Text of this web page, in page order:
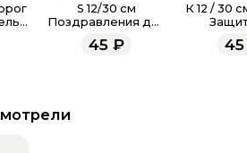
S 12/30 см
Поздравления для
Пастель
45₽
К 12 / 30
45